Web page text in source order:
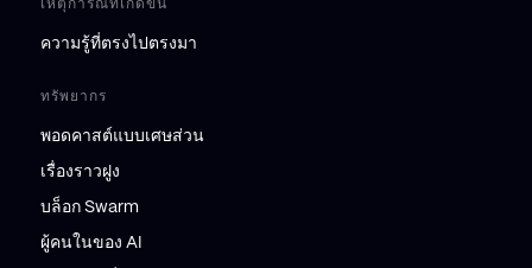
เหตุการณ์ที่เกิดขึ้น
ความรู้ที่ตรงไปตรงมา
ทรัพยากร
พอดคาสต์แบบเศษส่วน
เรื่องราวฝูง
บล็อก Swarm
ผู้คนในของ AI